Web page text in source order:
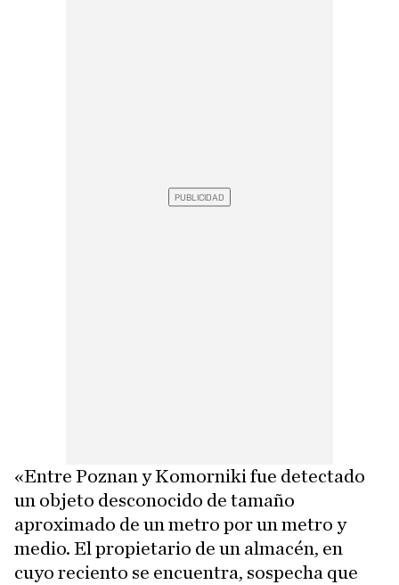
«Entre Poznan y Komorniki fue detectado
un objeto desconocido de tamaño
aproximado de un metro por un metro y
medio. El propietario de un almacén, en
cuyo reciento se encuentra, sospecha que